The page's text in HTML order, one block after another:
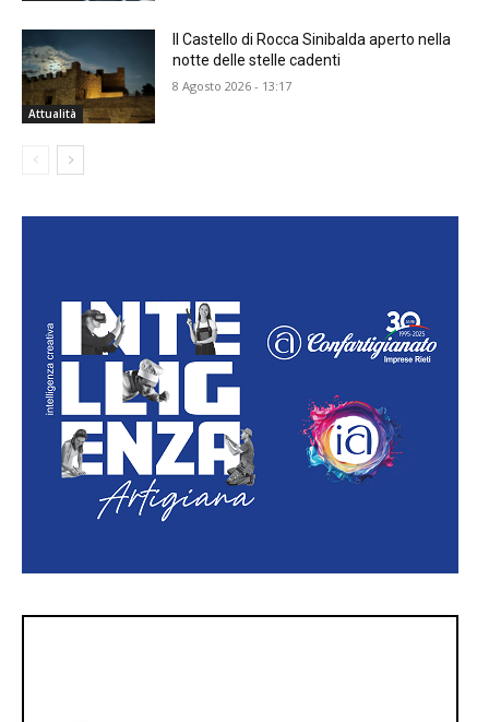
Attualità
Il Castello di Rocca Sinibalda aperto nella
notte delle stelle cadenti
8 Agosto 2026 - 13:17